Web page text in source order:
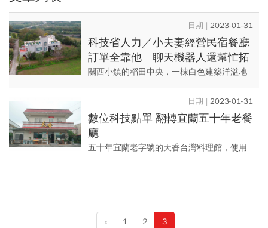
2023-01-31
科技省人力／小夫妻經營民宿餐廳
訂單全靠他 聊天機器人還幫忙拓
客源
關西小鎮的稻田中央，一棟白色建築洋溢地
如世外桃源般的景象，深受老顧客歡迎，但
也因為地址偏僻，加上過去經...
2023-01-31
數位科技點單 翻轉宜蘭五十年老餐
廳
五十年宜蘭老字號的天香台灣料理館，使用
« 1 2 3